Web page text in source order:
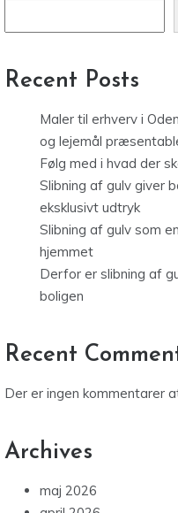
Recent Posts
Maler til erhverv i
og lejemål
Følg med i hvad der
Slibning af gulv giver
eksklusivt udtryk
Slibning af gulv som
hjemmet
Derfor er slibning af
boligen
Recent
Der er ingen kommentarer
Archives
maj 2026